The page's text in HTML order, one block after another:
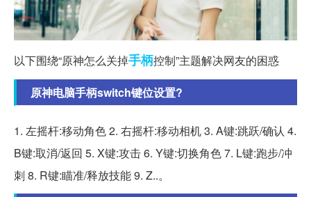
以下围绕“原神怎么关掉手柄控制”主题解决网友的困惑
原神电脑手柄switch键位设置?
1. 左摇杆:移动角色 2. 右摇杆:移动相机 3. A键:跳跃/确认 4.
B键:取消/返回 5. X键:攻击 6. Y键:切换角色 7. L键:跑步/冲
刺 8. R键:瞄准/释放技能 9. Z..。